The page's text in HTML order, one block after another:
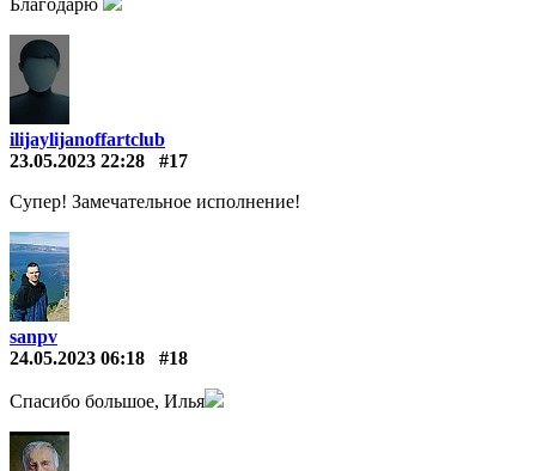
Благодарю
ilijaylijanoffartclub
23.05.2023 22:28
#17
Супер! Замечательное исполнение!
sanpv
24.05.2023 06:18
#18
Спасибо большое, Илья